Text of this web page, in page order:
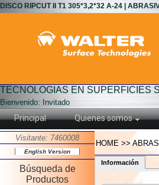
DISCO RIPCUT II T1 305*3,2*32 A-24 |
TECNOLOGIAS EN SUPERFICIES
Bienvenido: Invitado
Principal Quienes somos
Visitante: 7460008
English Version
Búsqueda de
Productos
HOME >>
Información